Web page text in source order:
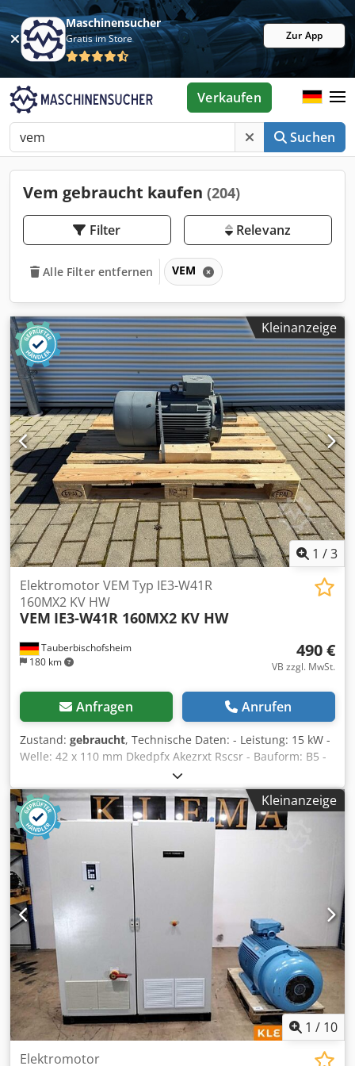
Maschinensucher
Gratis im Store Zur App
Suchen
Verkaufen
Vem gebraucht kaufen (204)
Filter Relevanz
Alle Filter entfernen VEM
Kleinanzeige
1 /3
Tauberbischofsheim
180 km
Elektromotor VEM Typ IE3-W41R
160MX2 KV HW
VEM IE3-W41R 160MX2 KV HW
490 €
VB zzgl. MwSt.
Anfragen Anrufen
Zustand: gebraucht, Technische Daten: - Leistung: 15 kW -
Welle: 42 x 110 mm Dkedpfx Akezrxt Rscsr - Bauform: B5 -
Lochabstand Flansch: ca. 270 mm
Kleinanzeige
1 / 10
Elektromotor